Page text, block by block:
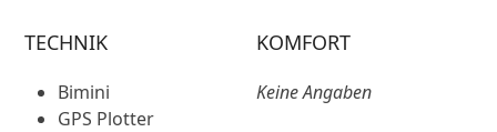
TECHNIK
Bimini
GPS Plotter
KOMFORT
Keine Angaben